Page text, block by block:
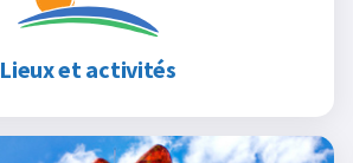
Lieux et activités